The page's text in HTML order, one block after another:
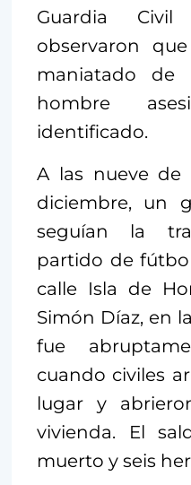
Guardia Civil
observaron
maniatado de
hombre
identificado.
A las nueve
diciembre, un
seguían la
partido de
calle Isla de
Simón Díaz, en
fue
cuando civiles
lugar y
vivienda. El
muerto y seis